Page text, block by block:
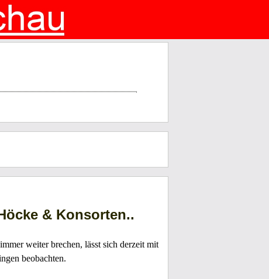
& Konsorten..
weiter brechen, lässt sich derzeit mit
beobachten.